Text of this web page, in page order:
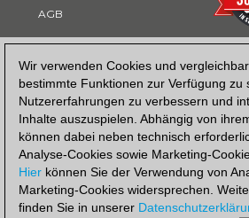
Wir verwenden Cookies und
bestimmte Funktionen zur Verfügung zu
Nutzererfahrungen zu verbessern und
Inhalte auszuspielen. Abhängig von
können dabei neben technisch
Analyse-Cookies sowie Marketing-
Hier können Sie der Verwendung von
Marketing-Cookies widersprechen.
finden Sie in unserer
AGB
ZAHLUNGSART